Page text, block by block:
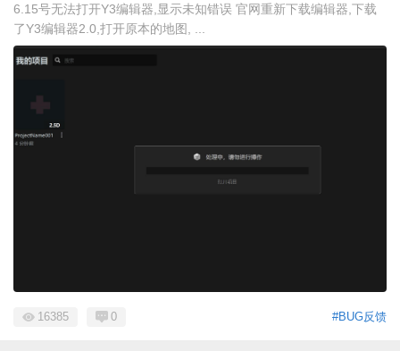
6.15号无法打开Y3编辑器,显示未知错误 官网重新下载编辑器,下载
了Y3编辑器2.0,打开原本的地图, ...
#BUG反馈
16385 0